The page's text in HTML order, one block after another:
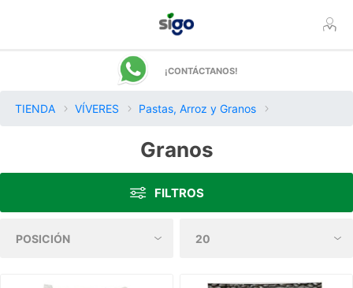
¡CONTÁCTANOS!
TIENDA VÍVERES Pastas, Arroz y Granos
Granos
FILTROS